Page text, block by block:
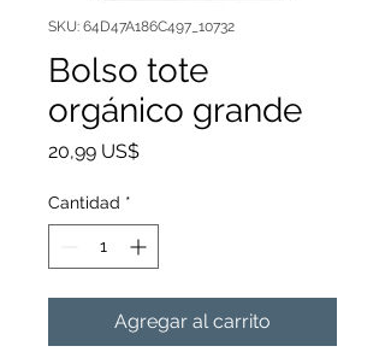
SKU: 64D47A186C497_10732
Bolso tote
orgánico grande
20,99 US$Precio
Cantidad *
Agregar al carrito